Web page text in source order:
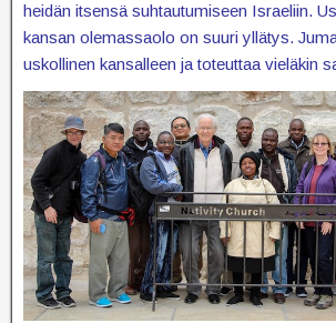
heidän itsensä suhtautumiseen Israeliin.
kansan olemassaolo on suuri yllätys.
uskollinen kansalleen ja toteuttaa vieläkin